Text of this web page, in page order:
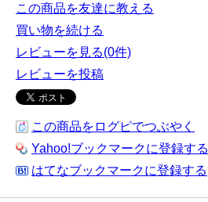
この商品を友達に教える
買い物を続ける
レビューを見る(0件)
レビューを投稿
この商品をログピでつぶやく
Yahoo!ブックマークに登録する
はてなブックマークに登録する